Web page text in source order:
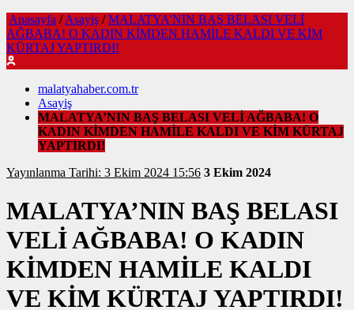
Anasayfa / Asayiş / MALATYA’NIN BAŞ BELASI VELİ
AĞBABA! O KADIN KİMDEN HAMİLE KALDI VE KİM
KÜRTAJ YAPTIRDI!
malatyahaber.com.tr
Asayiş
MALATYA’NIN BAŞ BELASI VELİ AĞBABA! O
KADIN KİMDEN HAMİLE KALDI VE KİM KÜRTAJ
YAPTIRDI!
Yayınlanma Tarihi: 3 Ekim 2024 15:56 3 Ekim 2024
MALATYA’NIN BAŞ BELASI
VELİ AĞBABA! O KADIN
KİMDEN HAMİLE KALDI
VE KİM KÜRTAJ YAPTIRDI!